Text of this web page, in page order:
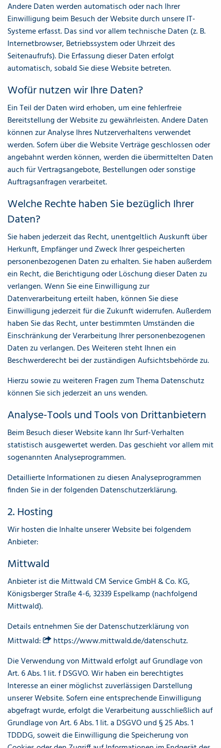
Andere Daten werden automatisch oder nach Ihrer
Einwilligung beim Besuch der Website durch unsere IT-
Systeme erfasst. Das sind vor allem technische Daten (z. B.
Internetbrowser, Betriebssystem oder Uhrzeit des
Seitenaufrufs). Die Erfassung dieser Daten erfolgt
automatisch, sobald Sie diese Website betreten.
Wofür nutzen wir Ihre Daten?
Ein Teil der Daten wird erhoben, um eine fehlerfreie
Bereitstellung der Website zu gewährleisten. Andere Daten
können zur Analyse Ihres Nutzerverhaltens verwendet
werden. Sofern über die Website Verträge geschlossen oder
angebahnt werden können, werden die übermittelten Daten
auch für Vertragsangebote, Bestellungen oder sonstige
Auftragsanfragen verarbeitet.
Welche Rechte haben Sie bezüglich Ihrer
Daten?
Sie haben jederzeit das Recht, unentgeltlich Auskunft über
Herkunft, Empfänger und Zweck Ihrer gespeicherten
personenbezogenen Daten zu erhalten. Sie haben außerdem
ein Recht, die Berichtigung oder Löschung dieser Daten zu
verlangen. Wenn Sie eine Einwilligung zur
Datenverarbeitung erteilt haben, können Sie diese
Einwilligung jederzeit für die Zukunft widerrufen. Außerdem
haben Sie das Recht, unter bestimmten Umständen die
Einschränkung der Verarbeitung Ihrer personenbezogenen
Daten zu verlangen. Des Weiteren steht Ihnen ein
Beschwerderecht bei der zuständigen Aufsichtsbehörde zu.
Hierzu sowie zu weiteren Fragen zum Thema Datenschutz
können Sie sich jederzeit an uns wenden.
Analyse-Tools und Tools von Dritt­anbietern
Beim Besuch dieser Website kann Ihr Surf-Verhalten
statistisch ausgewertet werden. Das geschieht vor allem mit
sogenannten Analyseprogrammen.
Detaillierte Informationen zu diesen Analyseprogrammen
finden Sie in der folgenden Datenschutzerklärung.
2. Hosting
Wir hosten die Inhalte unserer Website bei folgendem
Anbieter:
Mittwald
Anbieter ist die Mittwald CM Service GmbH & Co. KG,
Königsberger Straße 4-6, 32339 Espelkamp (nachfolgend
Mittwald).
Details entnehmen Sie der Datenschutzerklärung von
Mittwald:
https://www.mittwald.de/datenschutz.
Die Verwendung von Mittwald erfolgt auf Grundlage von
Art. 6 Abs. 1 lit. f DSGVO. Wir haben ein berechtigtes
Interesse an einer möglichst zuverlässigen Darstellung
unserer Website. Sofern eine entsprechende Einwilligung
abgefragt wurde, erfolgt die Verarbeitung ausschließlich auf
Grundlage von Art. 6 Abs. 1 lit. a DSGVO und § 25 Abs. 1
TDDDG, soweit die Einwilligung die Speicherung von